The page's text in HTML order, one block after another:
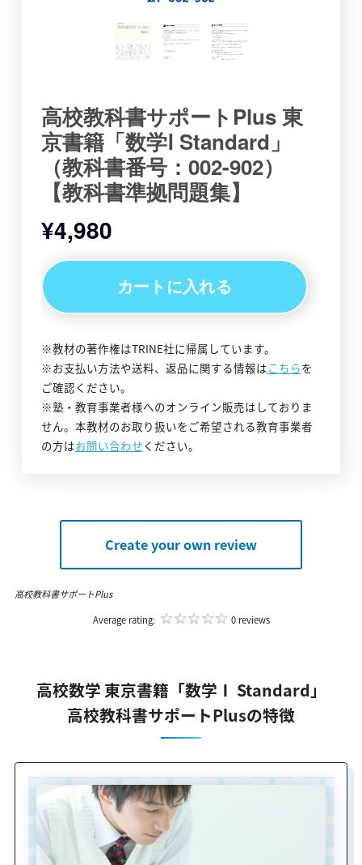
※教材の著作権はTRINE社に帰属しています。
※お支払い方法や送料、返品に関する情報はこちらを
ご確認ください。
※塾・教育事業者様へのオンライン販売はしておりま
せん。本教材のお取り扱いをご希望される教育事業者
の方はお問い合わせ ください。
Create your own review
高校教科書サポートPlus
Average rating:
0 reviews
高校数学 東京書籍「数学Ⅰ Standard」
高校教科書サポートPlusの特徴